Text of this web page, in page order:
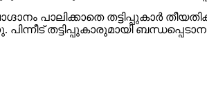
പാലിക്കാതെ തട്ടിപ്പുകാര്‍
പിന്നീട് തട്ടിപ്പുകാരുമായി